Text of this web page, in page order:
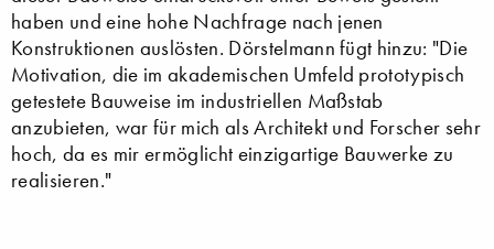
haben und eine hohe Nachfrage nach jenen
Konstruktionen auslösten. Dörstelmann fügt hinzu: "Die
Motivation, die im akademischen Umfeld prototypisch
getestete Bauweise im industriellen Maßstab
anzubieten, war für mich als Architekt und Forscher sehr
hoch, da es mir ermöglicht einzigartige Bauwerke zu
realisieren."